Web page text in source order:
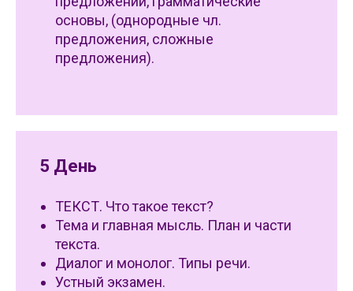
основы, (однородные чл.
предложения, сложные
предложения).
5 День
ТЕКСТ. Что такое текст?
Тема и главная мысль. План и части
текста.
Диалог и монолог. Типы речи.
Устный экзамен.